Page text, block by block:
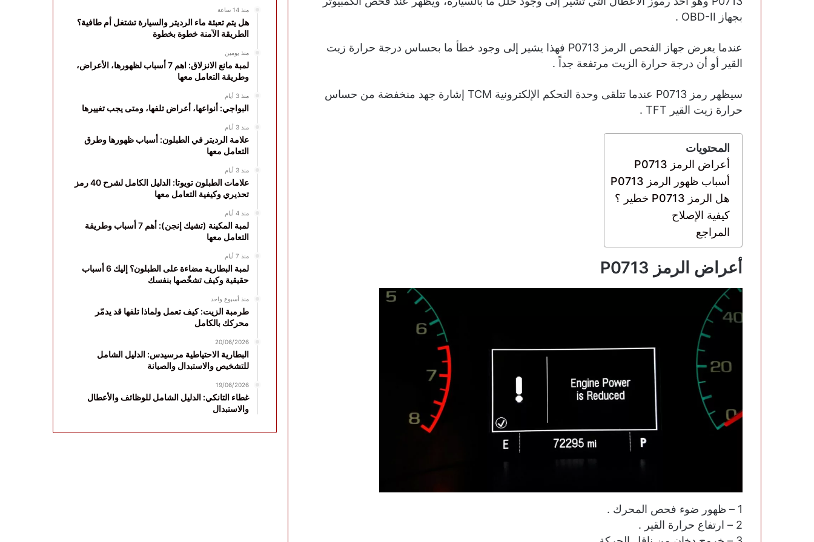
بجهاز OBD-II .
عندما يعرض جهاز الفحص الرمز P0713 فهذا يشير إلى وجود خطأ ما بحساس درجة حرارة زيت
القير أو أن درجة حرارة الزيت مرتفعة جداً .
سيظهر رمز P0713 عندما تتلقى وحدة التحكم الإلكترونية TCM إشارة جهد منخفضة من حساس
حرارة زيت القير TFT .
المحتويات
أعراض الرمز P0713
أسباب ظهور الرمز P0713
هل الرمز P0713 خطير ؟
كيفية الإصلاح
المراجع
أعراض الرمز P0713
1 – ظهور ضوء فحص المحرك .
2 – ارتفاع حرارة القير .
منذ 14 ساعة
هل يتم تعبئة ماء الرديتر والسيارة تشتغل أم طافية؟
الطريقة الآمنة خطوة بخطوة
منذ يومين
لمبة مانع الانزلاق: اهم 7 أسباب لظهورها، الأعراض،
وطريقة التعامل معها
منذ 3 أيام
البواجي: أنواعها، أعراض تلفها، ومتى يجب تغييرها
منذ 3 أيام
علامة الرديتر في الطبلون: أسباب ظهورها وطرق
التعامل معها
منذ 3 أيام
علامات الطبلون تويوتا: الدليل الكامل لشرح 40 رمز
تحذيري وكيفية التعامل معها
منذ 4 أيام
لمبة المكينة (تشيك إنجن): أهم 7 أسباب وطريقة
التعامل معها
منذ 7 أيام
لمبة البطارية مضاءة على الطبلون؟ إليك 6 أسباب
حقيقية وكيف تشخّصها بنفسك
منذ أسبوع واحد
طرمبة الزيت: كيف تعمل ولماذا تلفها قد يدمّر
محركك بالكامل
20/06/2026
البطارية الاحتياطية مرسيدس: الدليل الشامل
للتشخيص والاستبدال والصيانة
19/06/2026
غطاء التانكي: الدليل الشامل للوظائف والأعطال
والاستبدال